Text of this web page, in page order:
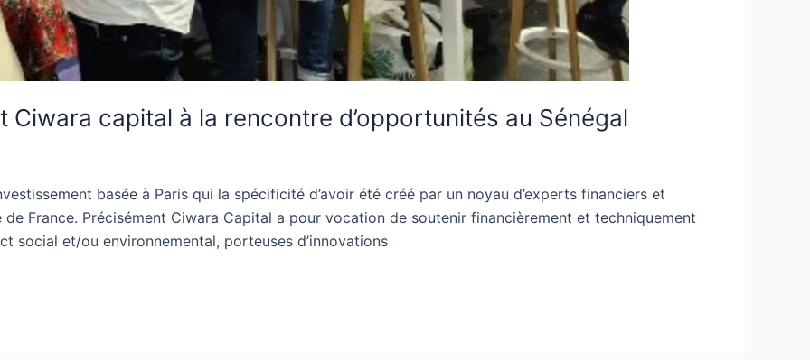
Ciwara capital à la rencontre d’opportunités au Sénégal
basée à Paris qui la spécificité d’avoir été créé par un noyau d’experts financiers et
France. Précisément Ciwara Capital a pour vocation de soutenir financièrement et techniquement
social et/ou environnemental, porteuses d’innovations